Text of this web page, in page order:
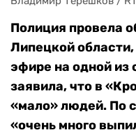
Полиция провела
Липецкой
эфире на одной из
заявила, что в
«мало» людей. По
«очень много